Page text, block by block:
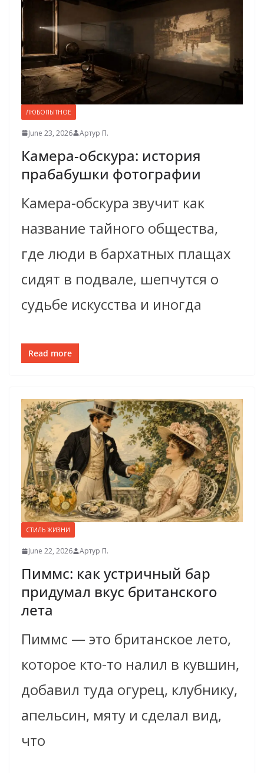
ЛЮБОПЫТНОЕ
June 23, 2026 Артур П.
Камера-обскура: история
прабабушки фотографии
Камера-обскура звучит как
название тайного общества,
где люди в бархатных плащах
сидят в подвале, шепчутся о
судьбе искусства и иногда
Read more
СТИЛЬ ЖИЗНИ
June 22, 2026 Артур П.
Пиммс: как устричный бар
придумал вкус британского
лета
Пиммс — это британское лето,
которое кто-то налил в кувшин,
добавил туда огурец, клубнику,
апельсин, мяту и сделал вид,
что